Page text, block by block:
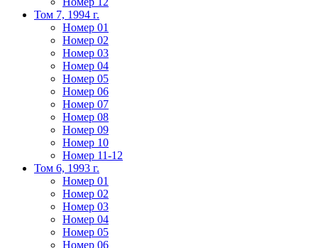
Том 7, 1994 г.
Номер 01
Номер 02
Номер 03
Номер 04
Номер 05
Номер 06
Номер 07
Номер 08
Номер 09
Номер 10
Номер 11-12
Том 6, 1993 г.
Номер 01
Номер 02
Номер 03
Номер 04
Номер 05
Номер 06